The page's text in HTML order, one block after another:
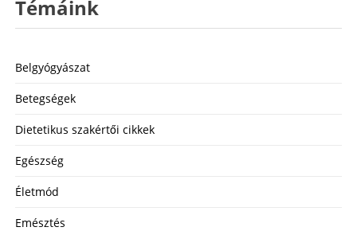
Témáink
Belgyógyászat
Betegségek
Dietetikus szakértői cikkek
Egészség
Életmód
Emésztés